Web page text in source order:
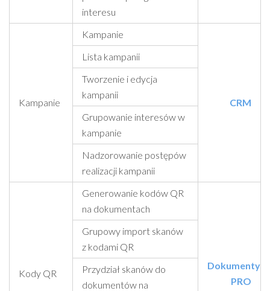
interesu
Kampanie
Kampanie
CRM
Lista kampanii
Tworzenie i edycja
kampanii
Grupowanie interesów w
kampanie
Nadzorowanie postępów
realizacji kampanii
Kody QR
Generowanie kodów QR
na dokumentach
Dokumenty
PRO
Grupowy import skanów
z kodami QR
Przydział skanów do
dokumentów na